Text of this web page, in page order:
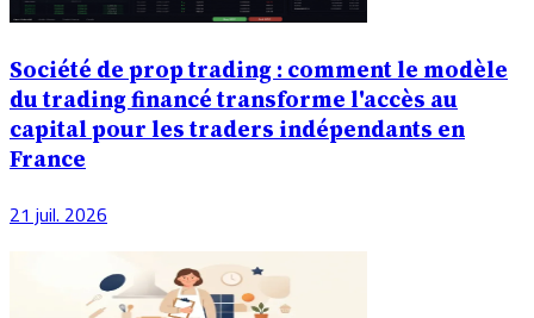
Société de prop trading : comment le modèle
du trading financé transforme l'accès au
capital pour les traders indépendants en
France
21 juil. 2026